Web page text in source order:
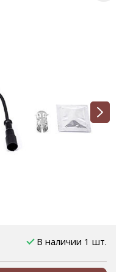
В наличии 1 шт.